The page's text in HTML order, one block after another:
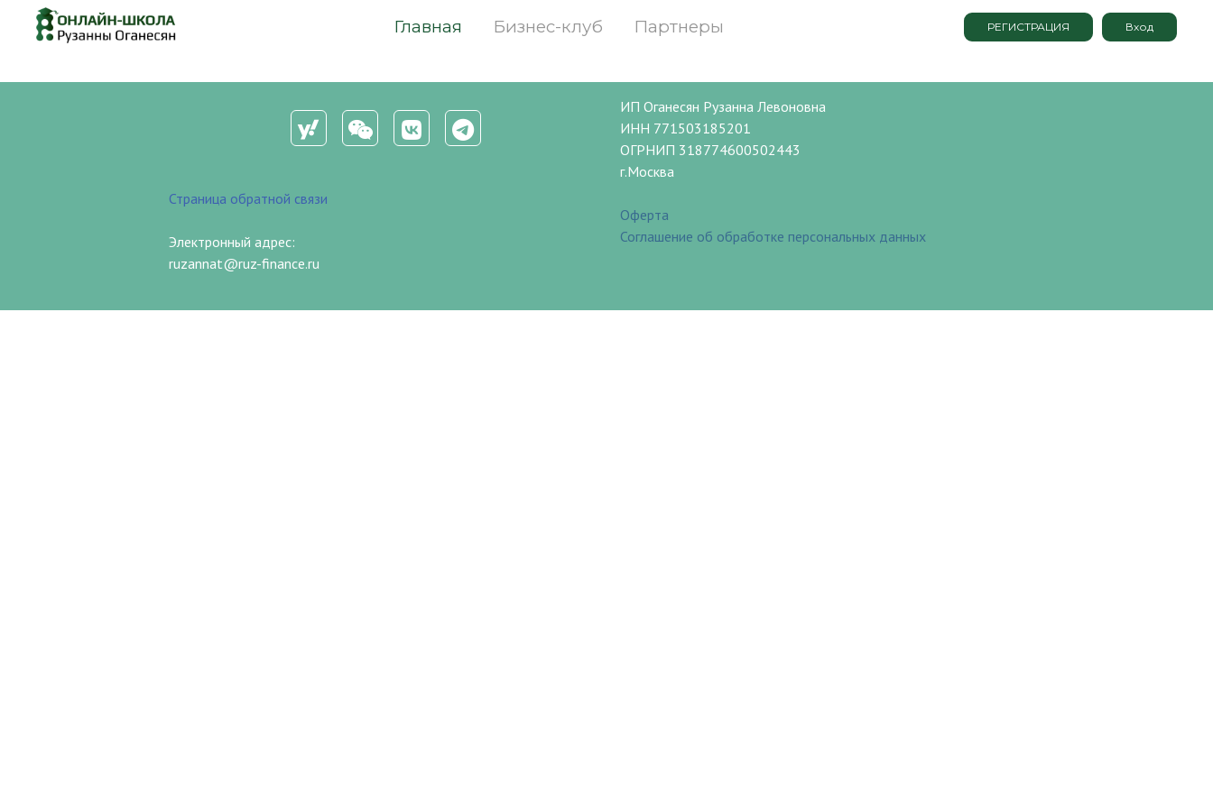
Главная Бизнес-клуб Партнеры РЕГИСТРАЦИЯ Вход
Страница обратной связи
Электронный адрес:
ruzannat@ruz-finance.ru
ИП Оганесян Рузанна Левоновна
ИНН 771503185201
ОГРНИП 318774600502443
г.Москва
Оферта
Соглашение об обработке персональных данных